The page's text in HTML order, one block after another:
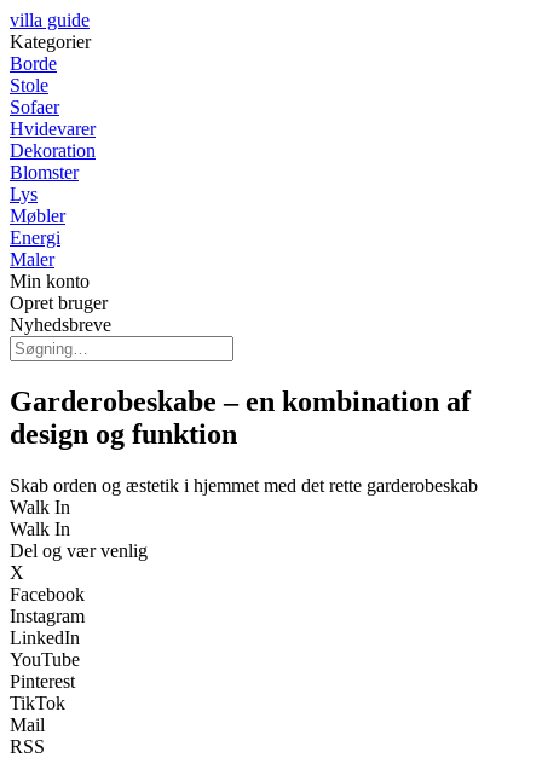
villa guide
Kategorier
Borde
Stole
Sofaer
Hvidevarer
Dekoration
Blomster
Lys
Møbler
Energi
Maler
Min konto
Opret bruger
Nyhedsbreve
Garderobeskabe – en kombination af
design og funktion
Skab orden og æstetik i hjemmet med det rette garderobeskab
Walk In
Walk In
Del og vær venlig
X
Facebook
Instagram
LinkedIn
YouTube
Pinterest
TikTok
Mail
RSS